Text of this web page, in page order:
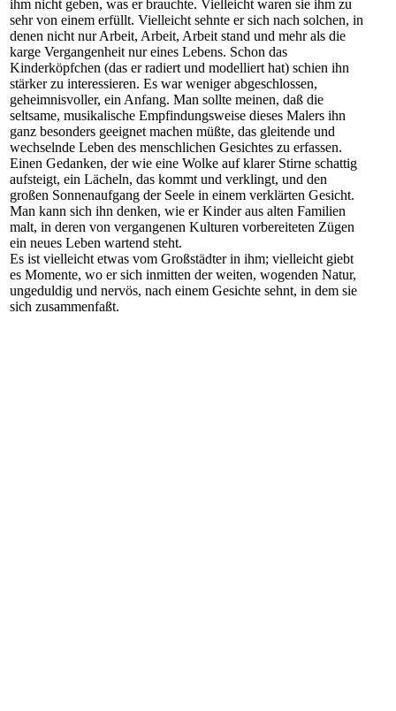
ihm nicht geben, was er brauchte. Vielleicht waren sie ihm zu
sehr von einem erfüllt. Vielleicht sehnte er sich nach solchen, in
denen nicht nur Arbeit, Arbeit, Arbeit stand und mehr als die
karge Vergangenheit nur eines Lebens. Schon das
Kinderköpfchen (das er radiert und modelliert hat) schien ihn
stärker zu interessieren. Es war weniger abgeschlossen,
geheimnisvoller, ein Anfang. Man sollte meinen, daß die
seltsame, musikalische Empfindungsweise dieses Malers ihn
ganz besonders geeignet machen müßte, das gleitende und
wechselnde Leben des menschlichen Gesichtes zu erfassen.
Einen Gedanken, der wie eine Wolke auf klarer Stirne schattig
aufsteigt, ein Lächeln, das kommt und verklingt, und den
großen Sonnenaufgang der Seele in einem verklärten Gesicht.
Man kann sich ihn denken, wie er Kinder aus alten Familien
malt, in deren von vergangenen Kulturen vorbereiteten Zügen
ein neues Leben wartend steht.
Es ist vielleicht etwas vom Großstädter in ihm; vielleicht giebt
es Momente, wo er sich inmitten der weiten, wogenden Natur,
ungeduldig und nervös, nach einem Gesichte sehnt, in dem sie
sich zusammenfaßt.